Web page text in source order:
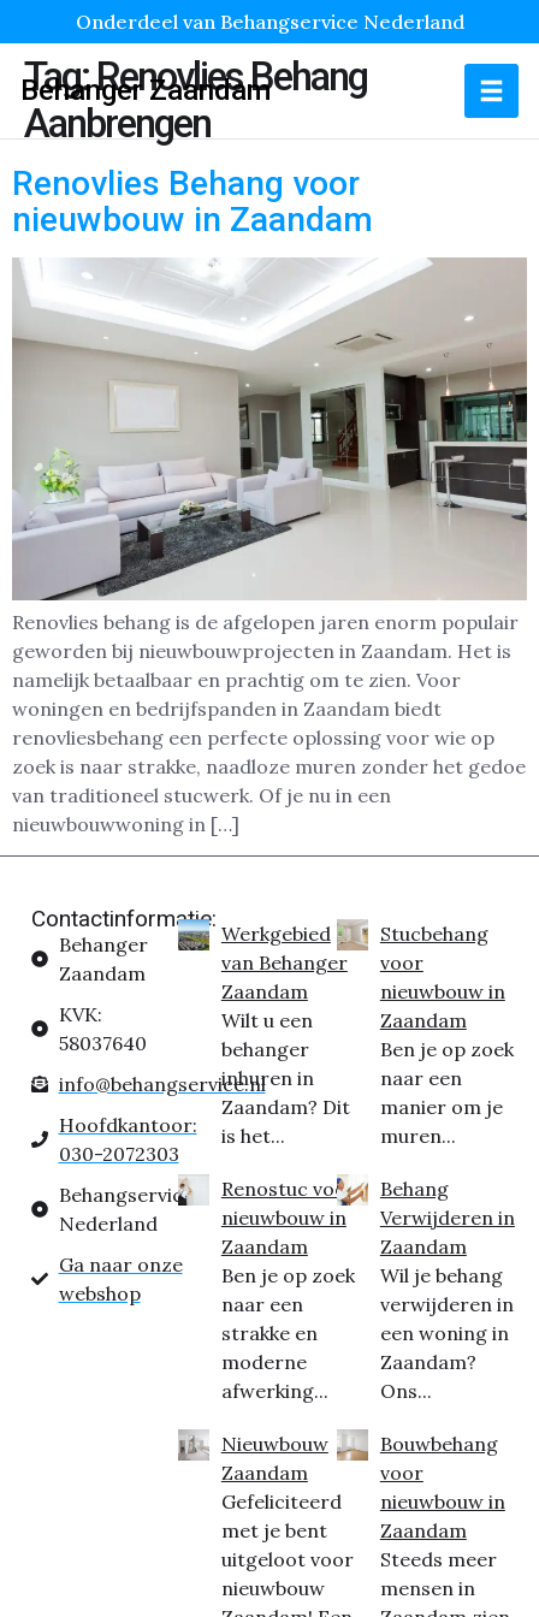
Onderdeel van Behangservice Nederland
Behanger Zaandam
Tag:Renovlies Behang
Aanbrengen
Renovlies Behang voor
nieuwbouw in Zaandam
Renovlies behang is de afgelopen jaren enorm populair
geworden bij nieuwbouwprojecten in Zaandam. Het is
namelijk betaalbaar en prachtig om te zien. Voor
woningen en bedrijfspanden in Zaandam biedt
renovliesbehang een perfecte oplossing voor wie op
zoek is naar strakke, naadloze muren zonder het gedoe
van traditioneel stucwerk. Of je nu in een
nieuwbouwwoning in […]
Contactinformatie:
Behanger
Zaandam
KVK:
58037640
info@behangservice.nl
Hoofdkantoor:
030-2072303
Behangservice
Nederland
Ga naar onze
webshop
Werkgebied
van Behanger
Zaandam
Wilt u een
behanger
inhuren in
Zaandam? Dit
is het...
Renostuc voor
nieuwbouw in
Zaandam
Ben je op zoek
naar een
strakke en
moderne
afwerking...
Nieuwbouw
Zaandam
Gefeliciteerd
met je bent
uitgeloot voor
nieuwbouw
Stucbehang
voor
nieuwbouw in
Zaandam
Ben je op zoek
naar een
manier om je
muren...
Behang
Verwijderen in
Zaandam
Wil je behang
verwijderen in
een woning in
Zaandam?
Ons...
Bouwbehang
voor
nieuwbouw in
Zaandam
Steeds meer
mensen in